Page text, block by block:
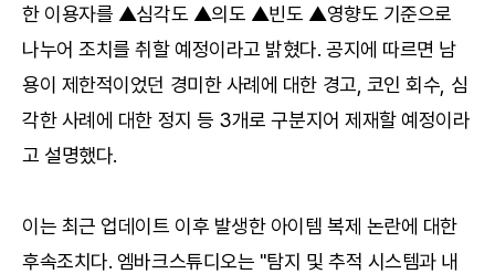
한 이용자를 ▲심각도 ▲의도 ▲빈도 ▲영향도 기준으로
나누어 조치를 취할 예정이라고 밝혔다. 공지에 따르면 남
용이 제한적이었던 경미한 사례에 대한 경고, 코인 회수, 심
각한 사례에 대한 정지 등 3개로 구분지어 제재할 예정이라
고 설명했다.
이는 최근 업데이트 이후 발생한 아이템 복제 논란에 대한
후속조치다. 엠바크스튜디오는 "탐지 및 추적 시스템과 내